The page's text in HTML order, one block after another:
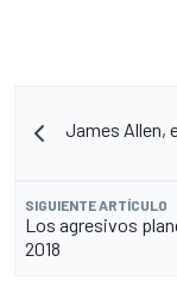
James Allen,
SIGUIENTE ARTÍCULO
Los agresivos
2018